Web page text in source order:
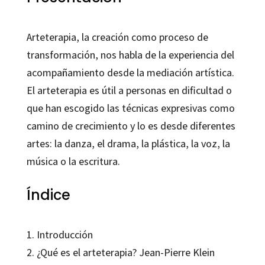
Arteterapia, la creación como proceso de
transformación, nos habla de la experiencia del
acompañamiento desde la mediación artística.
El arteterapia es útil a personas en dificultad o
que han escogido las técnicas expresivas como
camino de crecimiento y lo es desde diferentes
artes: la danza, el drama, la plástica, la voz, la
música o la escritura.
Índice
1. Introducción
2. ¿Qué es el arteterapia? Jean-Pierre Klein